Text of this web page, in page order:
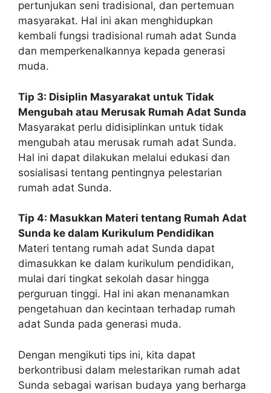
pertunjukan seni tradisional, dan pertemuan
masyarakat. Hal ini akan menghidupkan
kembali fungsi tradisional rumah adat Sunda
dan memperkenalkannya kepada generasi
muda.
Tip 3: Disiplin Masyarakat untuk Tidak
Mengubah atau Merusak Rumah Adat Sunda
Masyarakat perlu didisiplinkan untuk tidak
mengubah atau merusak rumah adat Sunda.
Hal ini dapat dilakukan melalui edukasi dan
sosialisasi tentang pentingnya pelestarian
rumah adat Sunda.
Tip 4: Masukkan Materi tentang Rumah Adat
Sunda ke dalam Kurikulum Pendidikan
Materi tentang rumah adat Sunda dapat
dimasukkan ke dalam kurikulum pendidikan,
mulai dari tingkat sekolah dasar hingga
perguruan tinggi. Hal ini akan menanamkan
pengetahuan dan kecintaan terhadap rumah
adat Sunda pada generasi muda.
Dengan mengikuti tips ini, kita dapat
berkontribusi dalam melestarikan rumah adat
Sunda sebagai warisan budaya yang berharga